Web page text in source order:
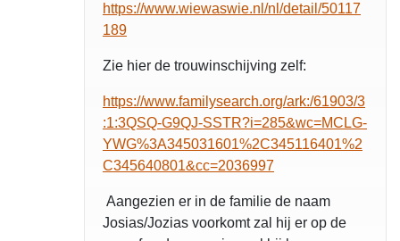
https://www.wiewaswie.nl/nl/detail/50117
189
Zie hier de trouwinschijving zelf:
https://www.familysearch.org/ark:/61903/3
:1:3QSQ-G9QJ-SSTR?i=285&wc=MCLG-
YWG%3A345031601%2C345116401%2
C345640801&cc=2036997
Aangezien er in de familie de naam
Josias/Jozias voorkomt zal hij er op de